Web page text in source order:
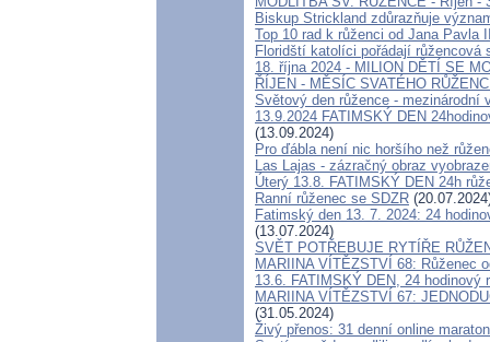
Biskup Strickland zdůrazňuje
Top 10 rad k růženci od Jana Pavla
Floridští katolíci pořádají růžencová
18. října 2024 - MILION DĚTÍ SE
ŘÍJEN - MĚSÍC SVATÉHO
Světový den růžence - mezinárodní
13.9.2024 FATIMSKÝ DEN
(13.09.2024)
Pro ďábla není nic horšího než
Las Lajas - zázračný obraz
Úterý 13.8. FATIMSKÝ DEN 24h
Ranní růženec se SDZR
Fatimský den 13. 7. 2024: 24
(13.07.2024)
SVĚT POTŘEBUJE RYTÍŘE
MARIINA VÍTĚZSTVÍ 68: Růženec
13.6. FATIMSKÝ DEN, 24
MARIINA VÍTĚZSTVÍ 67:
(31.05.2024)
Živý přenos: 31 denní online